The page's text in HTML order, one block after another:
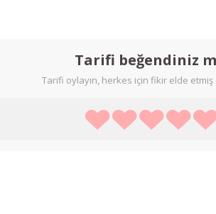
Tarifi beğendiniz
Tarifi oylayın, herkes için fikir elde